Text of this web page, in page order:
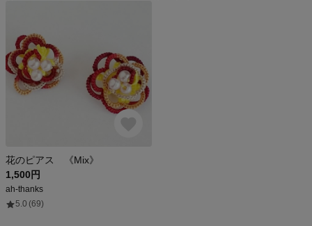
花のピアス 《Mix》
1,500円
ah-thanks
5.0 (69)